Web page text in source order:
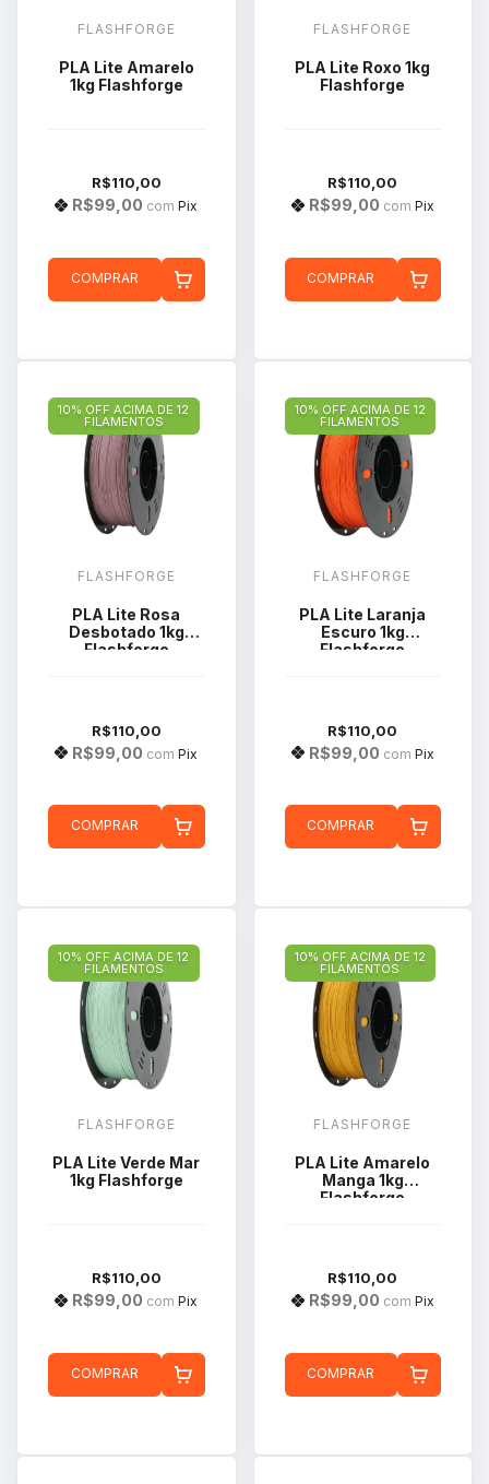
FLASHFORGE
PLA Lite Amarelo
1kg Flashforge
R$110,00
R$99,00 com Pix
COMPRAR
FLASHFORGE
PLA Lite Roxo 1kg
Flashforge
R$110,00
R$99,00 com Pix
COMPRAR
10% OFF ACIMA DE 12
FILAMENTOS
FLASHFORGE
PLA Lite Rosa
Desbotado 1kg
Flashforge
R$110,00
R$99,00 com Pix
COMPRAR
10% OFF ACIMA DE 12
FILAMENTOS
FLASHFORGE
PLA Lite Laranja
Escuro 1kg
Flashforge
R$110,00
R$99,00 com Pix
COMPRAR
10% OFF ACIMA DE 12
FILAMENTOS
FLASHFORGE
PLA Lite Verde Mar
1kg Flashforge
R$110,00
R$99,00 com Pix
COMPRAR
10% OFF ACIMA DE 12
FILAMENTOS
FLASHFORGE
PLA Lite Amarelo
Manga 1kg
Flashforge
R$110,00
R$99,00 com Pix
COMPRAR